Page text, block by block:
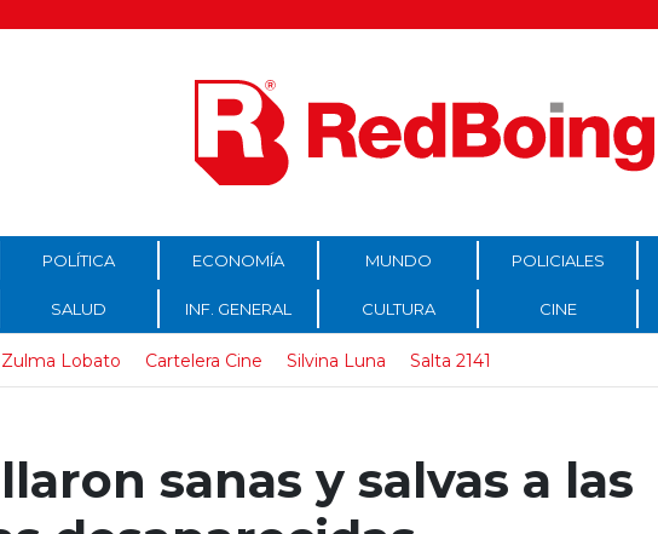
POLÍTICA ECONOMÍA MUNDO POLICIALES
SALUD INF. GENERAL CULTURA CINE
Zulma Lobato Cartelera Cine Silvina Luna Salta 2141
sanas y salvas a las